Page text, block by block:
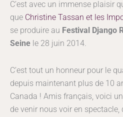
C’est avec un immense plaisir
que Christine Tassan et les
se produire au Festival Django
Seine le 28 juin 2014.
C’est tout un honneur pour le
depuis maintenant plus de 10
Canada ! Amis français, voici
de venir nous voir en